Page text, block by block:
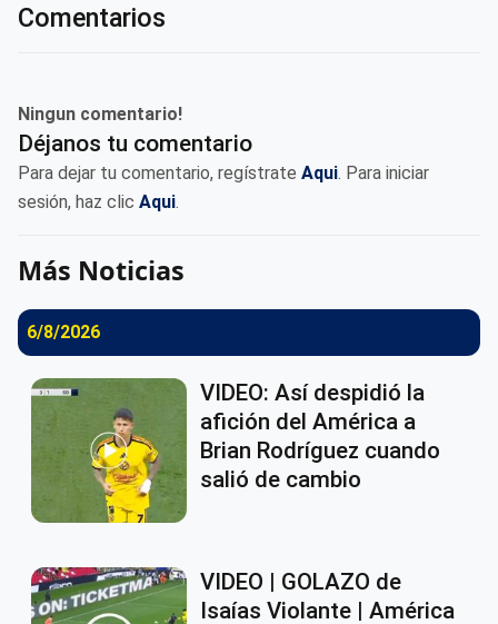
Comentarios
Ningun comentario!
Déjanos tu comentario
Para dejar tu comentario, regístrate Aqui. Para iniciar
sesión, haz clic Aqui.
Más Noticias
6/8/2026
VIDEO: Así despidió la
afición del América a
Brian Rodríguez cuando
salió de cambio
VIDEO | GOLAZO de
Isaías Violante | América